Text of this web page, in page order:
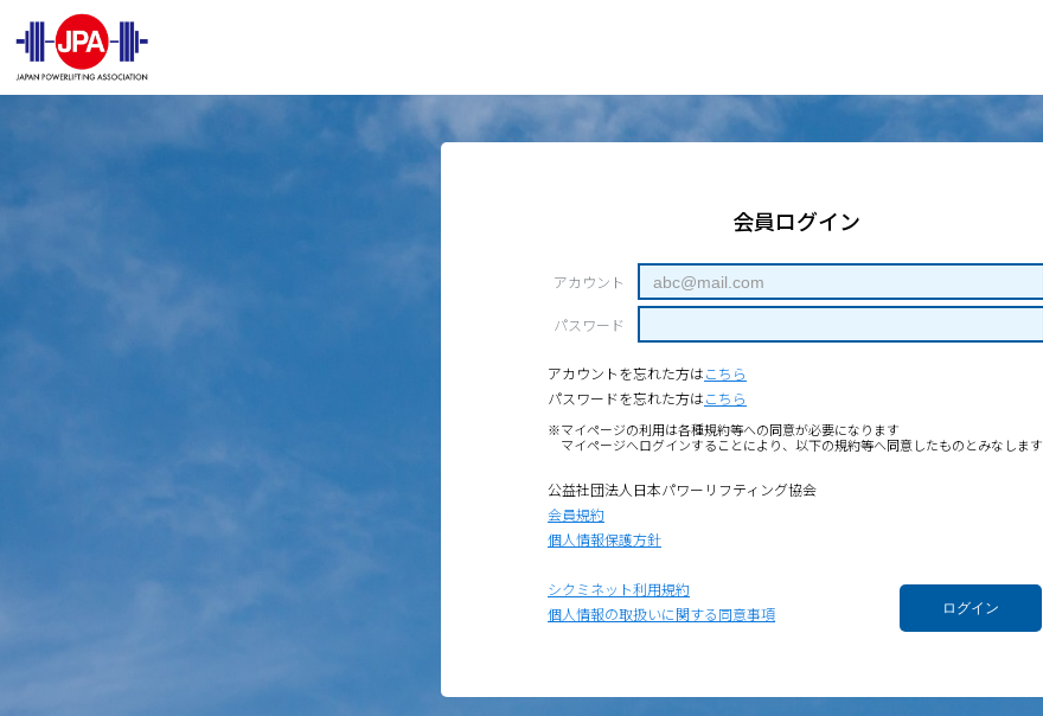
会員ログイン
アカウント
パスワード
アカウントを忘れた方はこちら
パスワードを忘れた方はこちら
※マイページの利用は各種規約等への同意が必要になります
マイページへログインすることにより、以下の規約等へ同意したものとみなします
公益社団法人日本パワーリフティング協会
会員規約
個人情報保護方針
シクミネット利用規約
個人情報の取扱いに関する同意事項
ログイン